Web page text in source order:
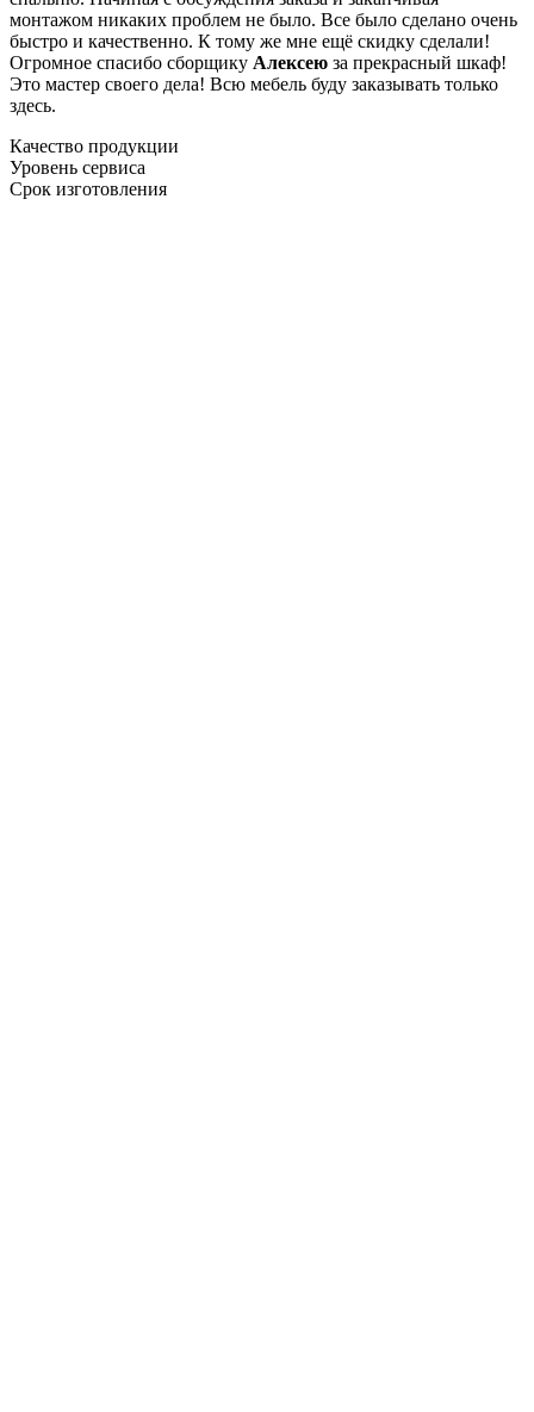
монтажом никаких проблем не было. Все было сделано очень
быстро и качественно. К тому же мне ещё скидку сделали!
Огромное спасибо сборщику Алексею за прекрасный шкаф!
Это мастер своего дела! Всю мебель буду заказывать только
здесь.
Качество продукции
Уровень сервиса
Срок изготовления